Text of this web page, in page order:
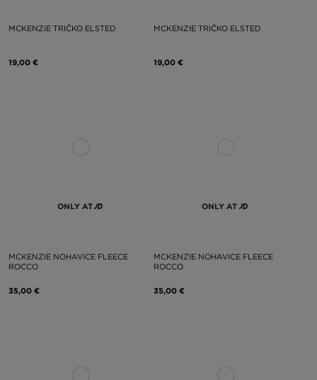
MCKENZIE TRIČKO ELSTED
19,00 €
MCKENZIE TRIČKO ELSTED
19,00 €
ONLY AT
MCKENZIE NOHAVICE FLEECE
ROCCO
35,00 €
ONLY AT
MCKENZIE NOHAVICE FLEECE
ROCCO
35,00 €